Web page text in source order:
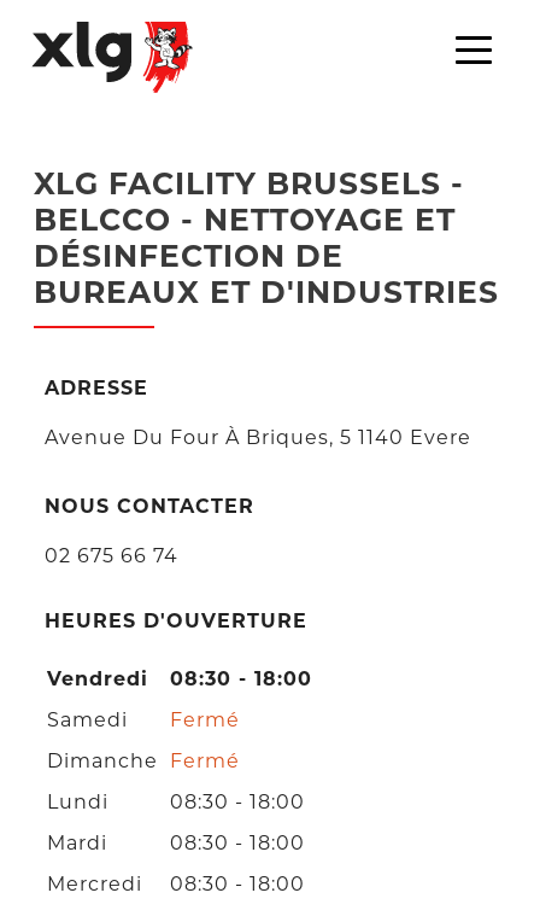
XLG FACILITY BRUSSELS -
BELCCO - NETTOYAGE ET
DÉSINFECTION DE
BUREAUX ET D'INDUSTRIES
ADRESSE
Avenue Du Four À Briques, 5 1140 Evere
NOUS CONTACTER
02 675 66 74
HEURES D'OUVERTURE
Vendredi 08:30 - 18:00
Samedi Fermé
Dimanche Fermé
Lundi 08:30 - 18:00
Mardi 08:30 - 18:00
Mercredi 08:30 - 18:00